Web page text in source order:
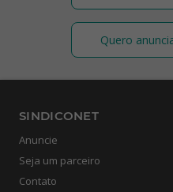
Quero
SINDICONET
Anuncie
Seja um parceiro
Contato